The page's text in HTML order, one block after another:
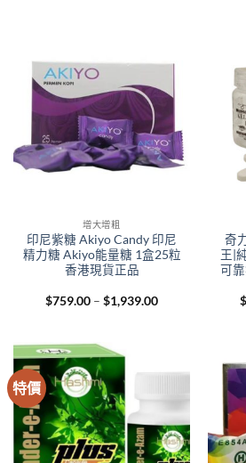
增大增粗
印尼紫糖 Akiyo Candy 印尼
精力糖 Akiyo能量糖 1盒25粒
香港現貨正品
$759.00 – $1,939.00Price
奇
王|
可
$
特價